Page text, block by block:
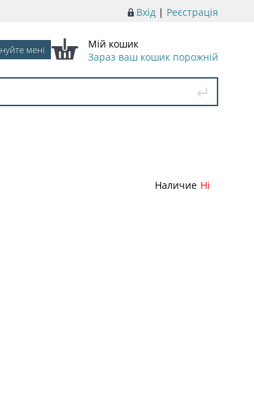
Вхід | Реєстрація
Мій кошик
Зараз ваш кошик порожній
Наличие Ні